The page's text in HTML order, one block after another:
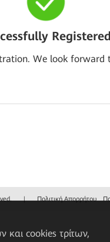
Registered
We look forward
| Πολιτική Απορρήτου
και cookies τρίτων,